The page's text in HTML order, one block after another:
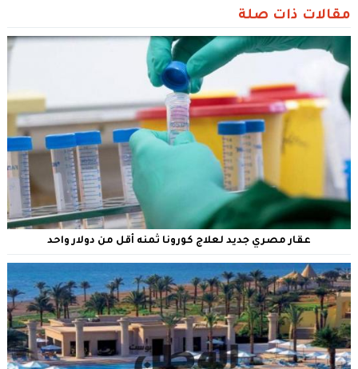
مقالات ذات صلة
عقار مصري جديد لعلاج كورونا ثمنه أقل من دولار واحد